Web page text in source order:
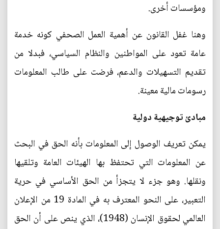
ومؤسسات أخرى.
وهنا غفل القانون عن أهمية العمل الصحفي كونه خدمة
عامة تعود على المواطنين والنظام السياسي، فبدلا من
تقديم التسهيلات والدعم، فرضت على طالب المعلومات
رسومات مالية معينة.
مبادئ توجيهية دولية
يمكن تعريف الوصول إلى المعلومات بأنه الحق في البحث
عن المعلومات التي تحتفظ بها الهيئات العامة وتلقيها
ونقلها. وهو جزء لا يتجزأ من الحق الأساسي في حرية
التعبير، على النحو المعترف به في المادة 19 من الإعلان
العالمي لحقوق الإنسان (1948)، الذي ينص على أن الحق